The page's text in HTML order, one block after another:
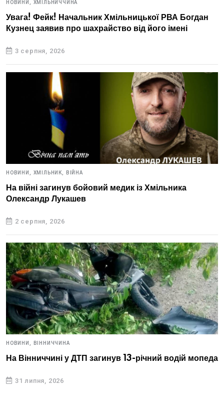
НОВИНИ, ХМІЛЬНИЧЧИНА
Увага! Фейк! Начальник Хмільницької РВА Богдан
Кузнец заявив про шахрайство від його імені
3 серпня, 2026
НОВИНИ, ХМІЛЬНИК, ВІЙНА
На війні загинув бойовий медик із Хмільника
Олександр Лукашев
2 серпня, 2026
НОВИНИ, ВІННИЧЧИНА
На Вінниччині у ДТП загинув 13-річний водій мопеда
31 липня, 2026